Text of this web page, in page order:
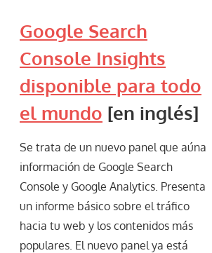
Google Search
Console Insights
disponible para todo
el mundo [en inglés]
Se trata de un nuevo panel que aúna
información de Google Search
Console y Google Analytics. Presenta
un informe básico sobre el tráfico
hacia tu web y los contenidos más
populares. El nuevo panel ya está